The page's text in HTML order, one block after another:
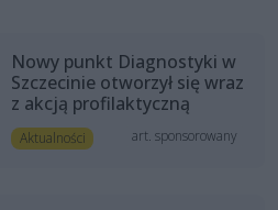
Nowy punkt Diagnostyki w
Szczecinie otworzył się wraz
z akcją profilaktyczną
Aktualności art. sponsorowany